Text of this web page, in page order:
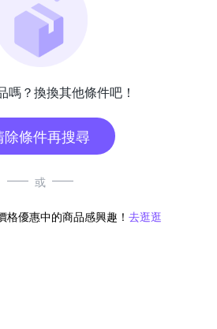
嗎？換換其他條件吧！
除條件再搜尋
或
格優惠中的商品感興趣！ 去逛逛